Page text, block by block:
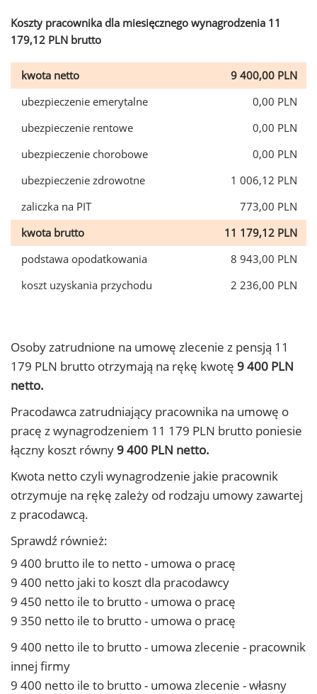
Koszty pracownika dla miesięcznego wynagrodzenia 11
179,12 PLN brutto
kwota netto
9 400,00 PLN
ubezpieczenie emerytalne
0,00 PLN
ubezpieczenie rentowe
0,00 PLN
ubezpieczenie chorobowe
0,00 PLN
ubezpieczenie zdrowotne
1 006,12 PLN
zaliczka na PIT
773,00 PLN
kwota brutto
11 179,12 PLN
podstawa opodatkowania
8 943,00 PLN
koszt uzyskania przychodu
2 236,00 PLN
Osoby zatrudnione na umowę zlecenie z pensją 11
179 PLN brutto otrzymają na rękę kwotę 9 400 PLN
netto.
Pracodawca zatrudniający pracownika na umowę o
pracę z wynagrodzeniem 11 179 PLN brutto poniesie
łączny koszt równy 9 400 PLN netto.
Kwota netto czyli wynagrodzenie jakie pracownik
otrzymuje na rękę zależy od rodzaju umowy zawartej
z pracodawcą.
Sprawdź również:
9 400 brutto ile to netto - umowa o pracę
9 400 netto jaki to koszt dla pracodawcy
9 450 netto ile to brutto - umowa o pracę
9 350 netto ile to brutto - umowa o pracę
9 400 netto ile to brutto - umowa zlecenie - pracownik
innej firmy
9 400 netto ile to brutto - umowa zlecenie - własny